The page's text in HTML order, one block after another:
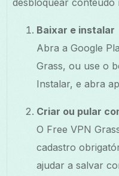
Baixar e instalar
Abra a Google
Grass, ou use o
Instalar, e abra
Criar ou pular
O Free VPN
cadastro
ajudar a salvar